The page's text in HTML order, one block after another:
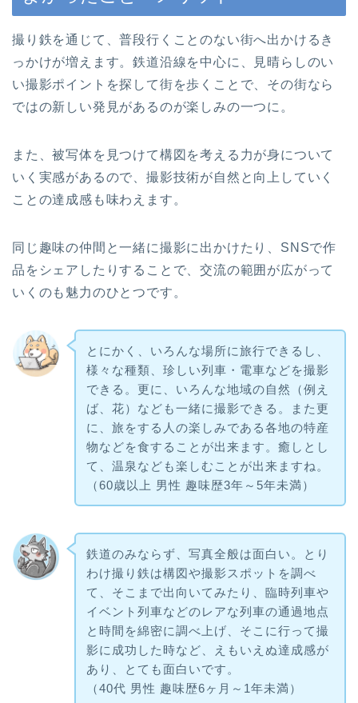
撮り鉄を通じて、普段行くことのない街へ出かけるき
っかけが増えます。鉄道沿線を中心に、見晴らしのい
い撮影ポイントを探して街を歩くことで、その街なら
ではの新しい発見があるのが楽しみの一つに。
また、被写体を見つけて構図を考える力が身について
いく実感があるので、撮影技術が自然と向上していく
ことの達成感も味わえます。
同じ趣味の仲間と一緒に撮影に出かけたり、SNSで作
品をシェアしたりすることで、交流の範囲が広がって
いくのも魅力のひとつです。
とにかく、いろんな場所に旅行できるし、
様々な種類、珍しい列車・電車などを撮影
できる。更に、いろんな地域の自然（例え
ば、花）なども一緒に撮影できる。また更
に、旅をする人の楽しみである各地の特産
物などを食することが出来ます。癒しとし
て、温泉なども楽しむことが出来ますね。
（60歳以上 男性 趣味歴3年～5年未満）
鉄道のみならず、写真全般は面白い。とり
わけ撮り鉄は構図や撮影スポットを調べ
て、そこまで出向いてみたり、臨時列車や
イベント列車などのレアな列車の通過地点
と時間を綿密に調べ上げ、そこに行って撮
影に成功した時など、えもいえぬ達成感が
あり、とても面白いです。
（40代 男性 趣味歴6ヶ月～1年未満）